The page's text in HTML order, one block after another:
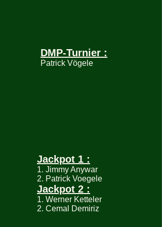
DMP-Turnier :
Patrick Vögele
Jackpot 1 :
1. Jimmy Anywar
2. Patrick Voegele
Jackpot 2 :
1. Werner Ketteler
2. Cemal Demiriz